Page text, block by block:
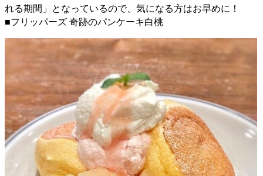
れる期間」となっているので、気になる方はお早めに！
■フリッパーズ 奇跡のパンケーキ白桃